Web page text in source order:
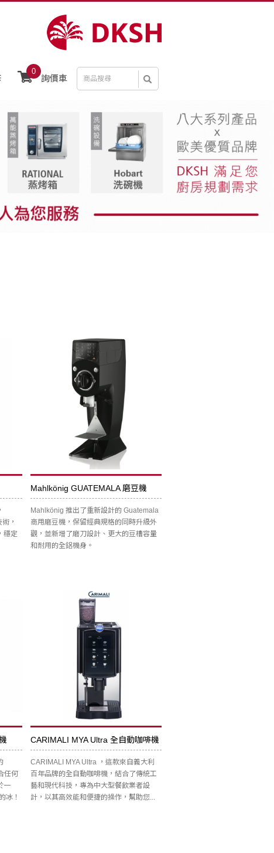
詢價車
0
，
穩定
Mahlkönig GUATEMALA 磨豆機
Mahlkönig 推出了重新設計的 Guatemala
商用磨豆機，保留經典規格的同時升級外
觀，並新增了磨刀設計、更大的豆槽容量
和耐用的全鋁機身。
任何
一
冰！
CARIMALI MYA Ultra 全自動咖啡機
CARIMALI MYA Ultra ，這款來自義大利
百年品牌的全自動咖啡機，結合了傳統工
藝和現代科技，專為中大型餐飲業者設
計，以其高效能和便捷的操作，幫助您...